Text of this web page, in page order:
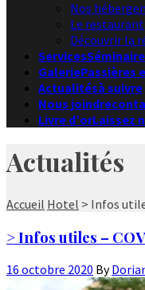
Nos
Le restaurant
Découvrir la
Services
GaleriePassières
Actualitésà suivre
Nous joindre
Livre d’orLaissez
Actualités
Accueil Hotel > Infos
> Infos utiles –
16 octobre 2020 By